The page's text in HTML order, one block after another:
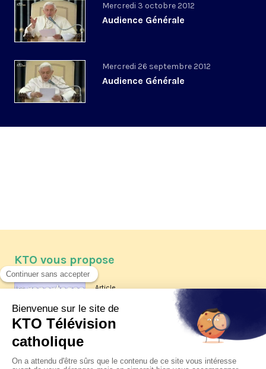
Mercredi 3 octobre 2012
Audience Générale
Mercredi 26 septembre 2012
Audience Générale
KTO vous propose
Article
Les reportages d'été 2026 de KTO
La visite pastorale du pape Léon
XIV à Assise à suivre sur KTO le